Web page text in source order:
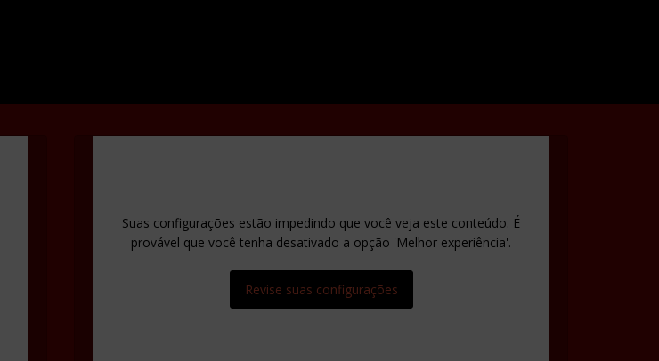
Suas configurações estão impedindo que você veja este conteúdo. É
provável que você tenha desativado a opção 'Melhor experiência'.
Revise suas configurações